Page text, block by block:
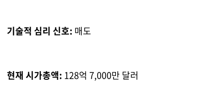
기술적 심리 신호: 매도
현재 시가총액: 128억 7,000만 달러